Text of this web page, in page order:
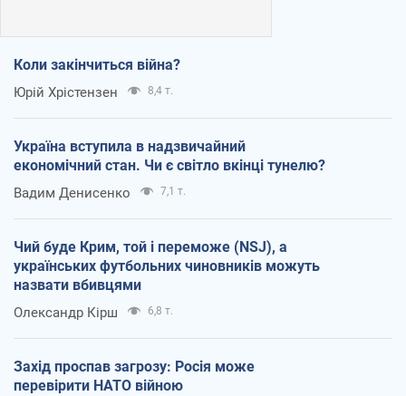
Коли закінчиться війна?
Юрій Хрістензен 8,4 т.
Україна вступила в надзвичайний
економічний стан. Чи є світло вкінці тунелю?
Вадим Денисенко 7,1 т.
Чий буде Крим, той і переможе (NSJ), а
українських футбольних чиновників можуть
назвати вбивцями
Олександр Кірш 6,8 т.
Захід проспав загрозу: Росія може
перевірити НАТО війною